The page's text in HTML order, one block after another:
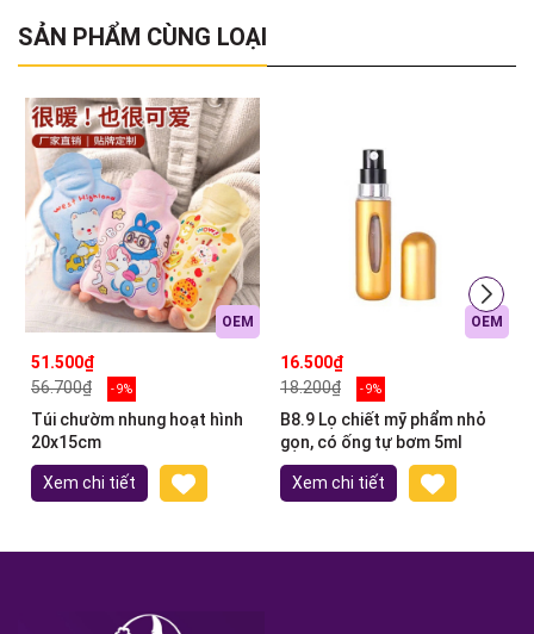
SẢN PHẨM CÙNG LOẠI
OEM
51.500₫
56.700₫
- 9%
Túi chườm nhung hoạt hình
20x15cm
Xem chi tiết
OEM
16.500₫
18.200₫
- 9%
B8.9 Lọ chiết mỹ phẩm nhỏ
gọn, có ống tự bơm 5ml
Xem chi tiết